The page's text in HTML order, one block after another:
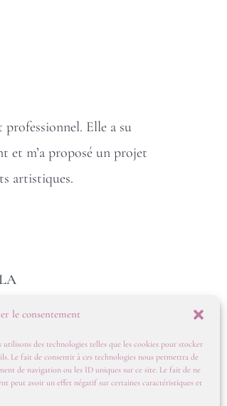
le consentement
des technologies telles que les cookies pour stocker
Le fait de consentir à ces technologies nous permettra de
de navigation ou les ID uniques sur ce site. Le fait de ne
peut avoir un effet négatif sur certaines caractéristiques et
professionnel. Elle a su
et m’a proposé un projet
artistiques.
TICHKA